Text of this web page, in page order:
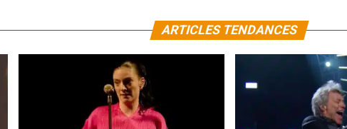
ARTICLES TENDANCES